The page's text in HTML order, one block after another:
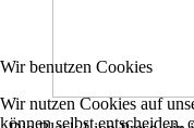
Wir benutzen Cookies
Wir nutzen Cookies auf
können selbst